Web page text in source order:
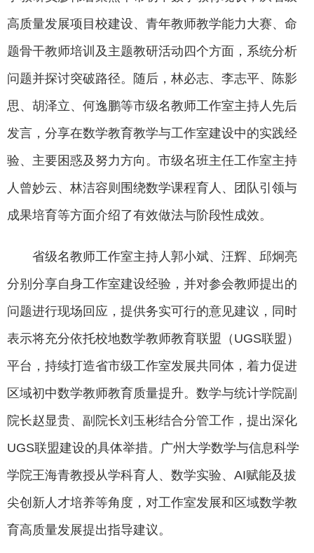
高质量发展项目校建设、青年教师教学能力大赛、命
题骨干教师培训及主题教研活动四个方面，系统分析
问题并探讨突破路径。随后，林必志、李志平、陈影
思、胡泽立、何逸鹏等市级名教师工作室主持人先后
发言，分享在数学教育教学与工作室建设中的实践经
验、主要困惑及努力方向。市级名班主任工作室主持
人曾妙云、林洁容则围绕数学课程育人、团队引领与
成果培育等方面介绍了有效做法与阶段性成效。
省级名教师工作室主持人郭小斌、汪辉、邱炯亮
分别分享自身工作室建设经验，并对参会教师提出的
问题进行现场回应，提供务实可行的意见建议，同时
表示将充分依托校地数学教师教育联盟（UGS联盟）
平台，持续打造省市级工作室发展共同体，着力促进
区域初中数学教师教育质量提升。数学与统计学院副
院长赵显贵、副院长刘玉彬结合分管工作，提出深化
UGS联盟建设的具体举措。广州大学数学与信息科学
学院王海青教授从学科育人、数学实验、AI赋能及拔
尖创新人才培养等角度，对工作室发展和区域数学教
育高质量发展提出指导建议。